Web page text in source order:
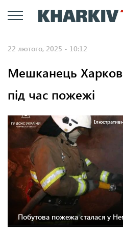
до
22 лютого, 2025 - 10:12
Мешканець
під час пожежі
Побутова пожежа сталася у